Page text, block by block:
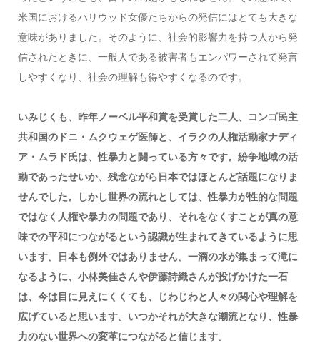
米国におけるハリウッド女優たちからの発信にはとても大きな
意味がありました。そのように、社会的影響力を持つ人から発
信されたときに、一般人である被害者もエンパワーされて発言
しやすくなり、社会の理解も得やすくなるのです。
いみじくも、昨年ノーベル平和賞を受賞した二人、コンゴ民主
共和国のドニ・ムクウェゲ医師と、イラクの人権活動家ナディ
ア・ムラド氏は、性暴力と闘っている方々です。紛争地域の活
動であったせいか、残念ながら日本ではほとんど話題になりま
せんでした。しかし世界の流れとしては、性暴力が性的な問題
ではなく人権や暴力の問題であり、それをなくすことが真の意
味での平和につながるという認識が生まれてきているように思
います。日本も例外ではありません。一滴の水が集まって滝に
なるように、小林美佳さんや伊藤詩織さんが投げかけた一石
は、今は目に見えにくくても、じわじわと人々の関心や理解を
広げていると思います。いつかそれが大きな潮流となり、性暴
力のない世界への変革につながると信じます。